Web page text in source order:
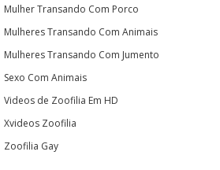
Mulher Transando Com Porco
Mulheres Transando Com Animais
Mulheres Transando Com Jumento
Sexo Com Animais
Videos de Zoofilia Em HD
Xvideos Zoofilia
Zoofilia Gay